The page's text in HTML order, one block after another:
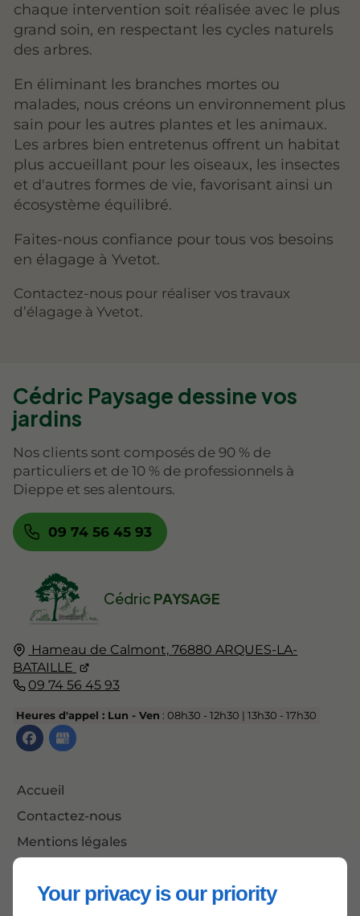
Your privacy is our priority
chaque intervention soit réalisée avec le plus
grand soin, en respectant les cycles naturels
des arbres.
En éliminant les branches mortes ou
malades, nous créons un environnement plus
sain pour les autres plantes et les animaux.
Les arbres bien entretenus offrent un habitat
plus accueillant pour les oiseaux, les insectes
et d'autres formes de vie, favorisant ainsi un
écosystème équilibré.
Faites-nous confiance pour tous vos besoins
en élagage à Yvetot.
Contactez-nous pour réaliser vos travaux
d’élagage à Yvetot.
Cédric PAYSAGE
Hameau de Calmont, 76880 ARQUES-LA-
BATAILLE
09 74 56 45 93
Heures d'appel : Lun - Ven : 08h30 - 12h30 | 13h30 - 17h30
Accueil
Contactez-nous
Mentions légales
Cédric Paysage dessine vos
jardins
Nos clients sont composés de 90 % de
particuliers et de 10 % de professionnels à
Dieppe et ses alentours.
09 74 56 45 93